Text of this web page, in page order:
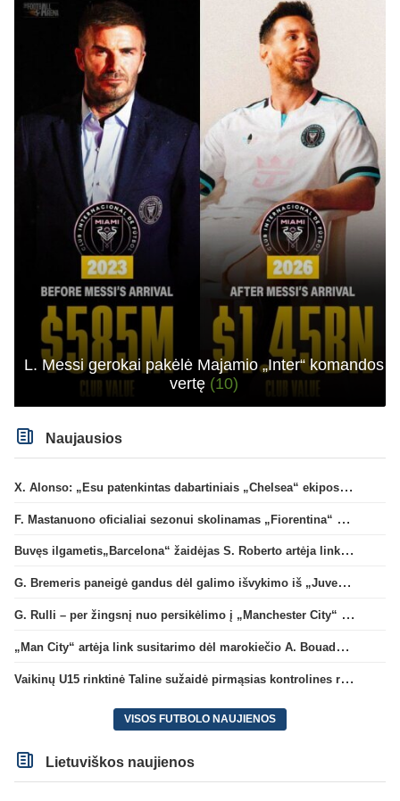
L. Messi gerokai pakėlė Majamio „Inter“ komandos
vertę (10)
Naujausios
X. Alonso: „Esu patenkintas dabartiniais „Chelsea“ ekipos vartininkais“
F. Mastanuono oficialiai sezonui skolinamas „Fiorentina“ ekipai
Buvęs ilgametis„Barcelona“ žaidėjas S. Roberto artėja link persikėlimo į MLS
G. Bremeris paneigė gandus dėl galimo išvykimo iš „Juventus“ klubo
G. Rulli – per žingsnį nuo persikėlimo į „Manchester City“ klubą
„Man City“ artėja link susitarimo dėl marokiečio A. Bouaddi persikėlimo
Vaikinų U15 rinktinė Taline sužaidė pirmąsias kontrolines rungtynes
VISOS FUTBOLO NAUJIENOS
Lietuviškos naujienos